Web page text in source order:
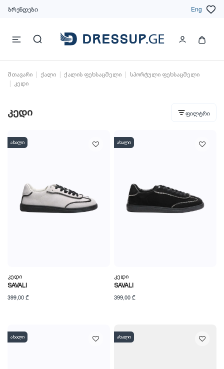
ბრენდები Eng
მთავარი ქალი ქალის ფეხსაცმელი
სპორტული ფეხსაცმელი
კედი
კედი ფილტრი
ახალი
Კედი
SAVALI
399,00 ₾
ახალი
Კედი
SAVALI
399,00 ₾
ახალი ახალი